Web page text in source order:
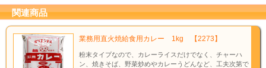
関連商品
業務用直火焼給食用カレー 1kg 【2273】
粉末タイプなので、カレーライスだけでなく、チャーハ
ン、焼きそば、野菜炒めやカレーうどんなど、工夫次第で